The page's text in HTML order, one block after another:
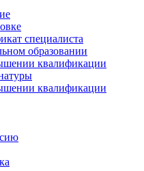
специалиста
образовании
квалификации
квалификации